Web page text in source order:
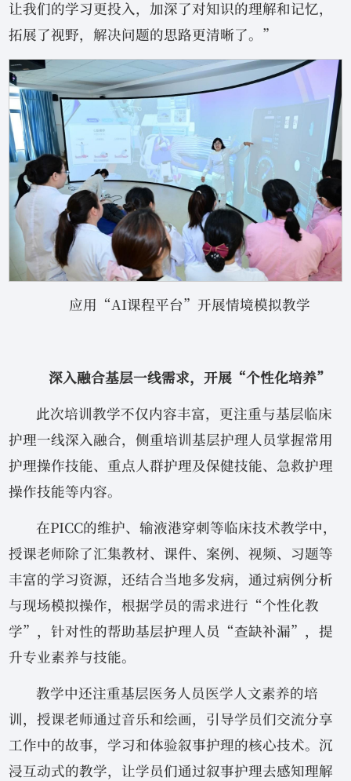
让我们的学习更投入，加深了对知识的理解和记忆，
拓展了视野，解决问题的思路更清晰了。”
应用“AI课程平台”开展情境模拟教学
深入融合基层一线需求，开展“个性化培养”
此次培训教学不仅内容丰富，更注重与基层临床
护理一线深入融合，侧重培训基层护理人员掌握常用
护理操作技能、重点人群护理及保健技能、急救护理
操作技能等内容。
在PICC的维护、输液港穿刺等临床技术教学中，
授课老师除了汇集教材、课件、案例、视频、习题等
丰富的学习资源，还结合当地多发病，通过病例分析
与现场模拟操作，根据学员的需求进行“个性化教
学”，针对性的帮助基层护理人员“查缺补漏”，提
升专业素养与技能。
教学中还注重基层医务人员医学人文素养的培
训，授课老师通过音乐和绘画，引导学员们交流分享
工作中的故事，学习和体验叙事护理的核心技术。沉
浸互动式的教学，让学员们通过叙事护理去感知理解